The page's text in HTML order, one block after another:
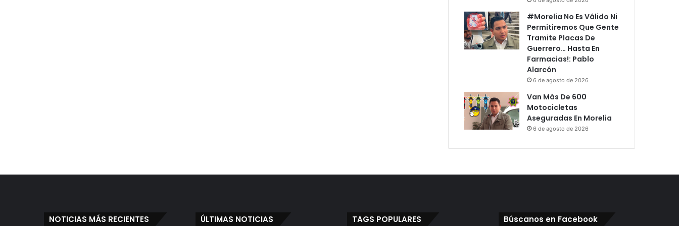
#Morelia No Es Válido Ni
Permitiremos Que Gente
Tramite Placas De
Guerrero… Hasta En
Farmacias!: Pablo
Alarcón
6 de agosto de 2026
Van Más De 600
Motocicletas
Aseguradas En Morelia
6 de agosto de 2026
NOTICIAS MÁS RECIENTES ÚLTIMAS NOTICIAS TAGS POPULARES Búscanos en Facebook